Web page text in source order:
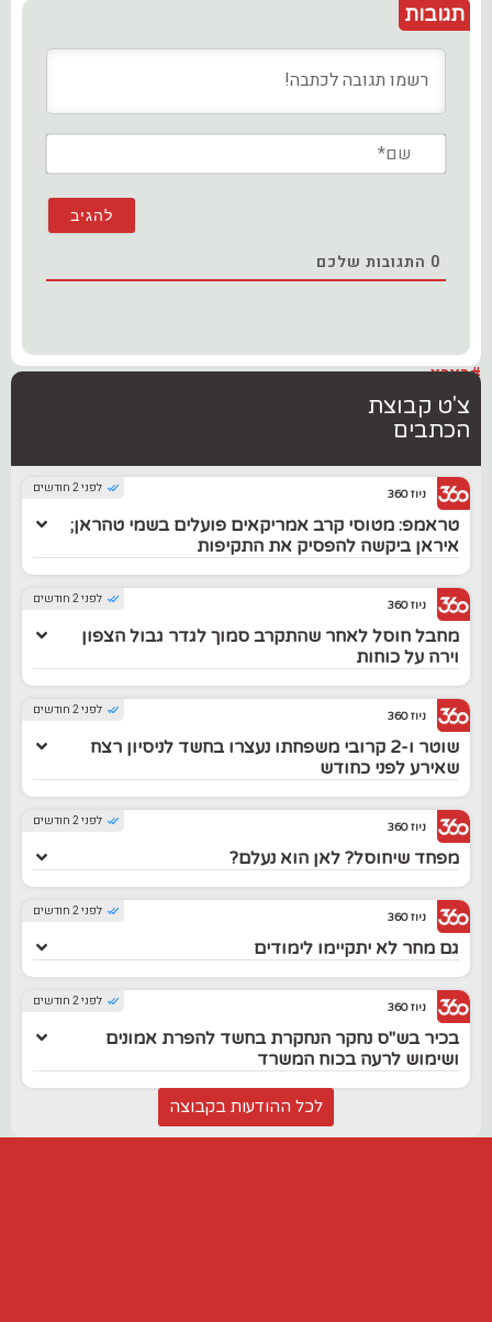
תגובות
0 התגובות שלכם
#בארץ
צ'ט קבוצת
הכתבים
לפני 2 חודשים ניוז 360
טראמפ: מטוסי קרב אמריקאים פועלים בשמי טהראן;
איראן ביקשה להפסיק את התקיפות
לפני 2 חודשים ניוז 360
מחבל חוסל לאחר שהתקרב סמוך לגדר גבול הצפון
וירה על כוחות
לפני 2 חודשים ניוז 360
שוטר ו-2 קרובי משפחתו נעצרו בחשד לניסיון רצח
שאירע לפני כחודש
לפני 2 חודשים ניוז 360
מפחד שיחוסל? לאן הוא נעלם?
לפני 2 חודשים ניוז 360
גם מחר לא יתקיימו לימודים
לפני 2 חודשים ניוז 360
בכיר בש"ס נחקר הנחקרת בחשד להפרת אמונים
ושימוש לרעה בכוח המשרד
לכל ההודעות בקבוצה